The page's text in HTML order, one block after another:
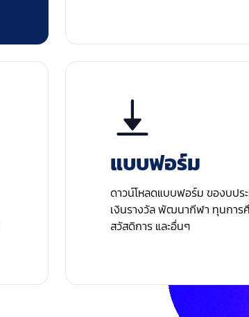
แบบฟอร์ม
ดาวน์โหลดแบบฟอร์ม ของบปร
เงินรางวัล พัฒนากีฬา ทุนการ
สวัสดิการ และอื่นๆ